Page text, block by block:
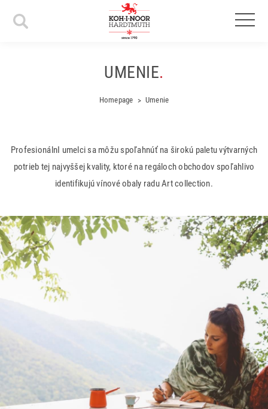
UMENIE.
Homepage Umenie
ProfesionálnI umelci sa môžu spoľahnúť na širokú paletu výtvarných
potrieb tej najvyššej kvality, ktoré na regáloch obchodov spoľahlivo
identifikujú vínové obaly radu Art collection.